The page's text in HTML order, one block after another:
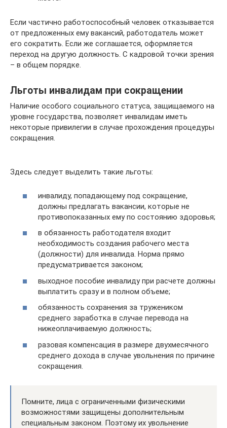
Если частично работоспособный человек отказывается
от предложенных ему вакансий, работодатель может
его сократить. Если же соглашается, оформляется
переход на другую должность. С кадровой точки зрения
– в общем порядке.
Льготы инвалидам при сокращении
Наличие особого социального статуса, защищаемого на
уровне государства, позволяет инвалидам иметь
некоторые привилегии в случае прохождения процедуры
сокращения.
Здесь следует выделить такие льготы:
инвалиду, попадающему под сокращение,
должны предлагать вакансии, которые не
противопоказанных ему по состоянию здоровья;
в обязанность работодателя входит
необходимость создания рабочего места
(должности) для инвалида. Норма прямо
предусматривается законом;
выходное пособие инвалиду при расчете должны
выплатить сразу и в полном объеме;
обязанность сохранения за тружеником
среднего заработка в случае перевода на
нижеоплачиваемую должность;
разовая компенсация в размере двухмесячного
среднего дохода в случае увольнения по причине
сокращения.
Помните, лица с ограниченными физическими
возможностями защищены дополнительным
специальным законом. Поэтому их увольнение